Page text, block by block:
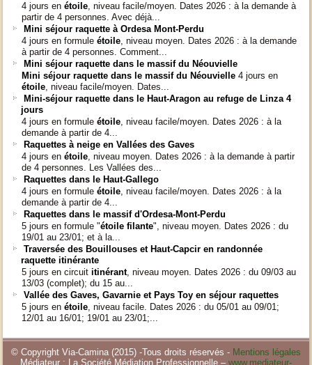
4 jours enétoile, niveau facile/moyen. Dates 2026 : à la demande à
partir de 4 personnes. Avec déjà...
Mini séjour raquette à Ordesa Mont-Perdu
4 jours en formuleétoile, niveau moyen. Dates 2026 : à la demande
à partir de 4 personnes. Comment...
Mini séjour raquette dans le massif du Néouvielle
Mini séjour raquette dans le massif du Néouvielle 4 jours en
étoile, niveau facile/moyen. Dates...
Mini-séjour raquette dans le Haut-Aragon au refuge de Linza 4
jours
4 jours en formuleétoile, niveau facile/moyen. Dates 2026 : à la
demande à partir de 4...
Raquettes à neige en Vallées des Gaves
4 jours enétoile, niveau moyen. Dates 2026 : à la demande à partir
de 4 personnes. Les Vallées des...
Raquettes dans le Haut-Gallego
4 jours en formuleétoile, niveau facile/moyen. Dates 2026 : à la
demande à partir de 4...
Raquettes dans le massif d'Ordesa-Mont-Perdu
5 jours en formule "étoile filante", niveau moyen. Dates 2026 : du
19/01 au 23/01; et à la...
Traversée des Bouillouses et Haut-Capcir en randonnée
raquette itinérante
5 jours en circuititinérant, niveau moyen. Dates 2026 : du 09/03 au
13/03 (complet); du 15 au...
Vallée des Gaves, Gavarnie et Pays Toy en séjour raquettes
5 jours enétoile, niveau facile. Dates 2026 : du 05/01 au 09/01;
12/01 au 16/01; 19/01 au 23/01;...
© Copyright Via-Camina (2015) -Tous droits réservés - Mentions légales
Médiateur : La Société Médiation Professionnelle – www.mediateur-